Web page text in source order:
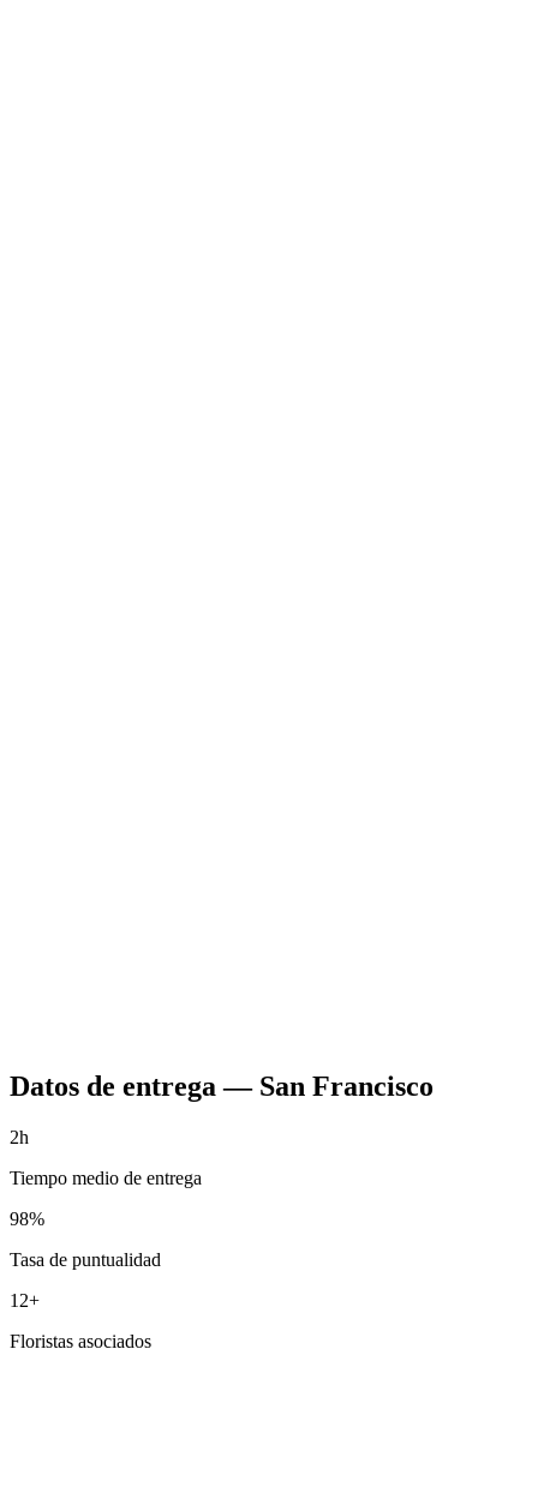
Datos de entrega — San Francisco
2h
Tiempo medio de entrega
98%
Tasa de puntualidad
12+
Floristas asociados